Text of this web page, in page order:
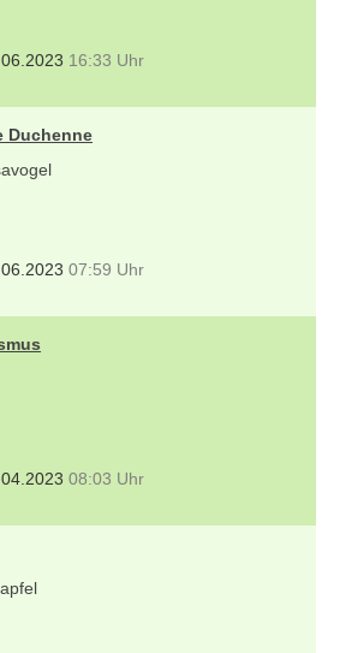
16:33 Uhr
Duchenne
07:59 Uhr
08:03 Uhr